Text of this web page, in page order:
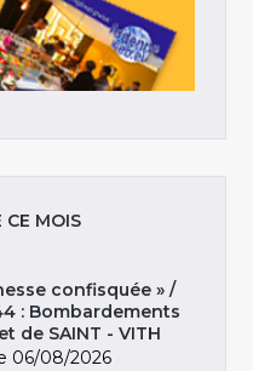
CE MOIS
confisquée » /
: Bombardements
de SAINT - VITH
06/08/2026